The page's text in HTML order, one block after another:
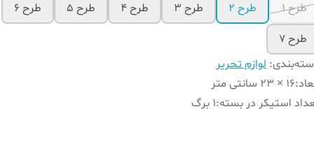
طرح ۱
طرح ۲ طرح ۳ طرح ۴ طرح ۵
طرح ۶
طرح ۷
: لوازم تحریر
:۱۶ × 23 سانتی متر
استیکر در بسته:۱ برگ